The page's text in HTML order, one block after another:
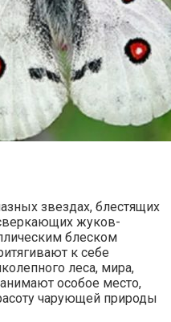
звездах, блестящих
жуков-
блеском
к себе
леса, мира,
особое место,
чарующей природы